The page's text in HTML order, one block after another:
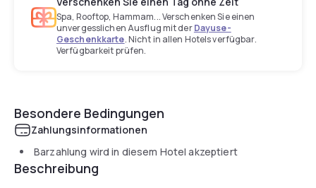
Spa, Rooftop, Hammam... Verschenken Sie einen
unvergesslichen Ausflug mit derDayuse-
Geschenkkarte. Nicht in allen Hotels verfügbar.
Verfügbarkeit prüfen.
Besondere Bedingungen
Zahlungsinformationen
Barzahlung wird in diesem Hotel akzeptiert
Beschreibung